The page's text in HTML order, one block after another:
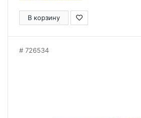
В корзину
726534